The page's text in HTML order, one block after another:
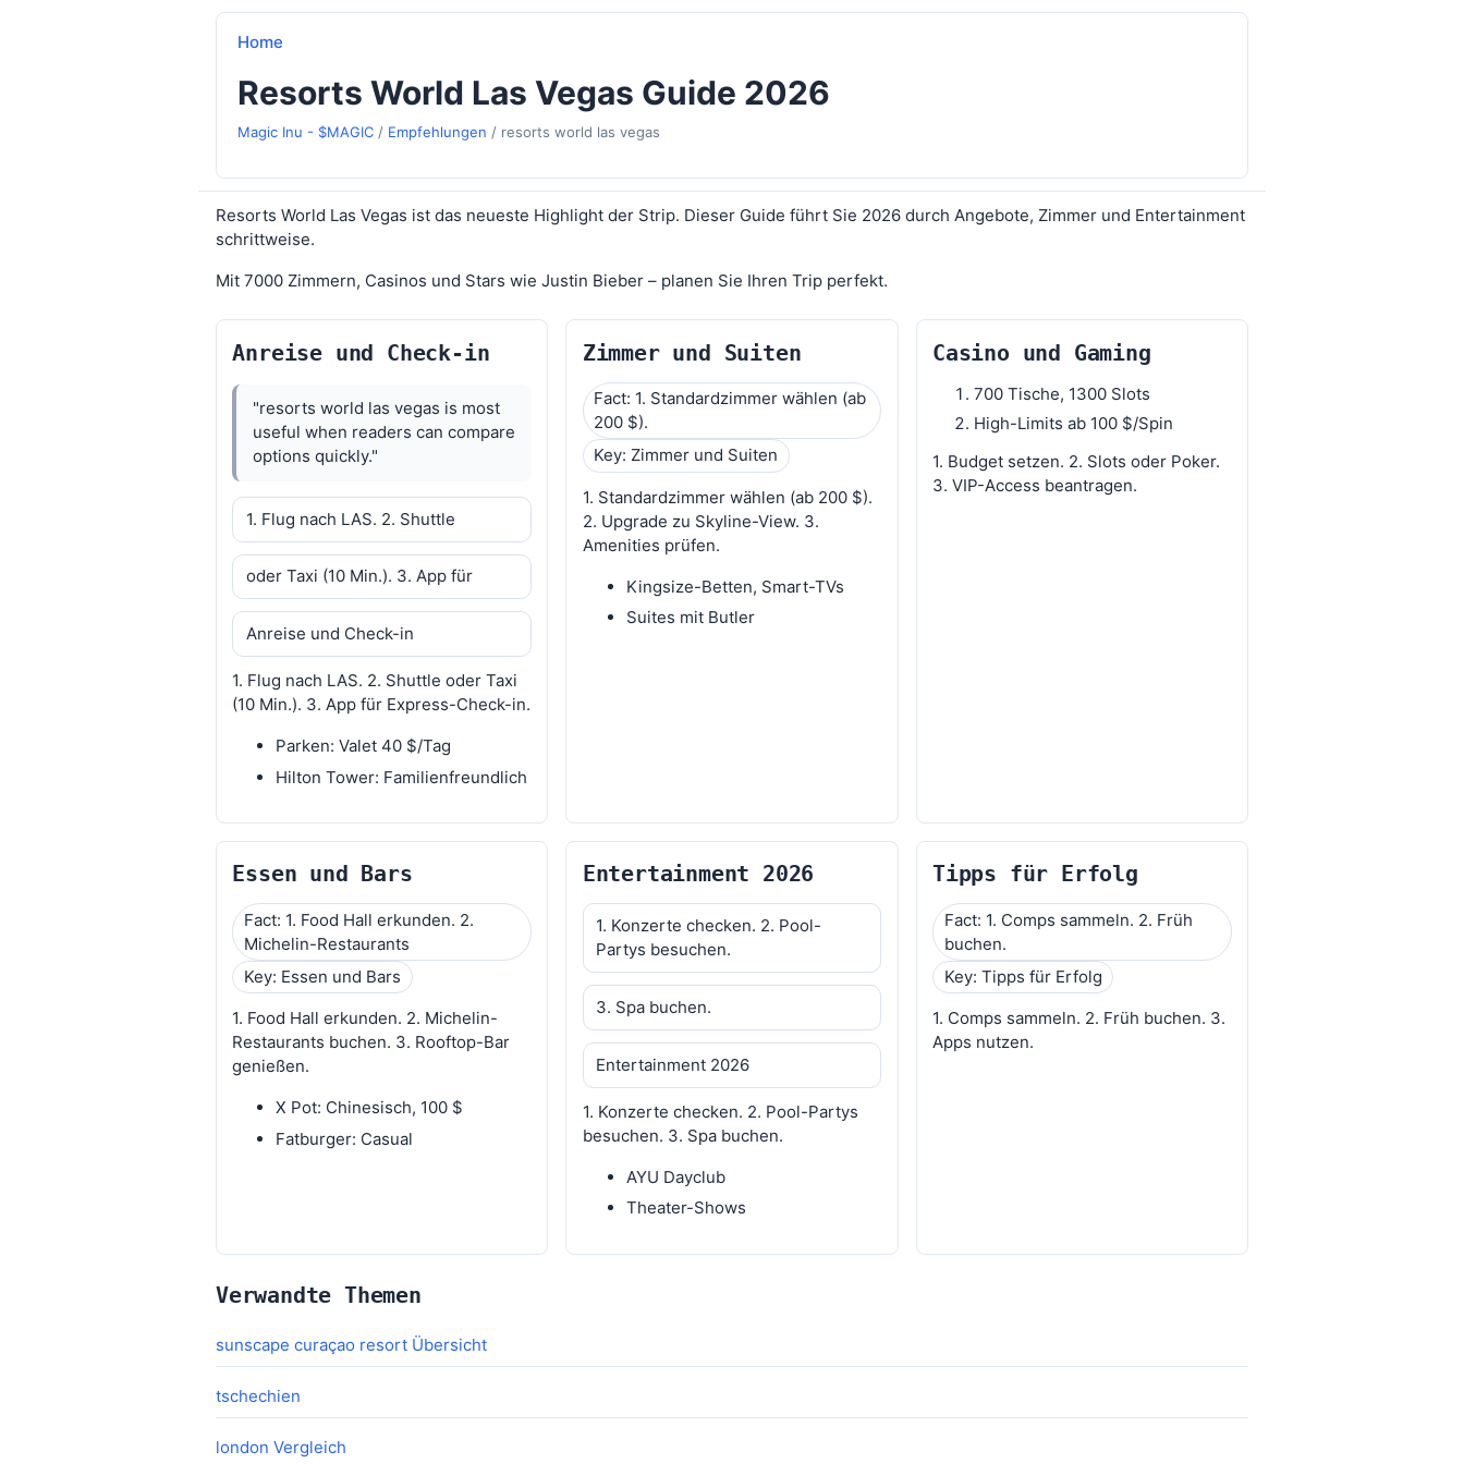
Home
Resorts World Las Vegas Guide 2026
Magic Inu - $MAGIC / Empfehlungen / resorts world las vegas
Resorts World Las Vegas ist das neueste Highlight der Strip. Dieser Guide führt Sie 2026 durch Angebote, Zimmer und Entertainment
schrittweise.
Mit 7000 Zimmern, Casinos und Stars wie Justin Bieber – planen Sie Ihren Trip perfekt.
Anreise und Check-in
"resorts world las vegas is most
useful when readers can compare
options quickly."
1. Flug nach LAS. 2. Shuttle
oder Taxi (10 Min.). 3. App für
Anreise und Check-in
1. Flug nach LAS. 2. Shuttle oder Taxi
(10 Min.). 3. App für Express-Check-in.
Parken: Valet 40 $/Tag
Hilton Tower: Familienfreundlich
Zimmer und Suiten
Fact: 1. Standardzimmer wählen (ab
200 $).
Key: Zimmer und Suiten
1. Standardzimmer wählen (ab 200 $).
2. Upgrade zu Skyline-View. 3.
Amenities prüfen.
Kingsize-Betten, Smart-TVs
Suites mit Butler
Casino und Gaming
700 Tische, 1300 Slots
High-Limits ab 100 $/Spin
1. Budget setzen. 2. Slots oder Poker.
3. VIP-Access beantragen.
Essen und Bars
Fact: 1. Food Hall erkunden. 2.
Michelin-Restaurants
Key: Essen und Bars
1. Food Hall erkunden. 2. Michelin-
Restaurants buchen. 3. Rooftop-Bar
genießen.
X Pot: Chinesisch, 100 $
Fatburger: Casual
Entertainment 2026
1. Konzerte checken. 2. Pool-
Partys besuchen.
3. Spa buchen.
Entertainment 2026
1. Konzerte checken. 2. Pool-Partys
besuchen. 3. Spa buchen.
AYU Dayclub
Theater-Shows
Tipps für Erfolg
Fact: 1. Comps sammeln. 2. Früh
buchen.
Key: Tipps für Erfolg
1. Comps sammeln. 2. Früh buchen. 3.
Apps nutzen.
Verwandte Themen
sunscape curaçao resort Übersicht
tschechien
london Vergleich